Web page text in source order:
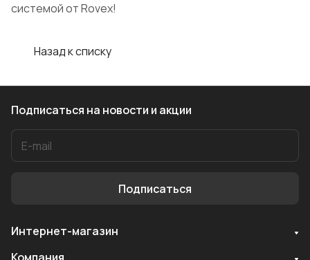
системой от Rovex!
Назад к списку
Подписаться на новости и акции
Подписаться
Интернет-магазин